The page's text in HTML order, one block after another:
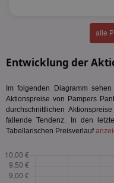
alle
Entwicklung der
Im folgenden Diagramm
Aktionspreise von Pampers
durchschnittlichen
fallende Tendenz. In den
Tabellarischen Preisverlauf